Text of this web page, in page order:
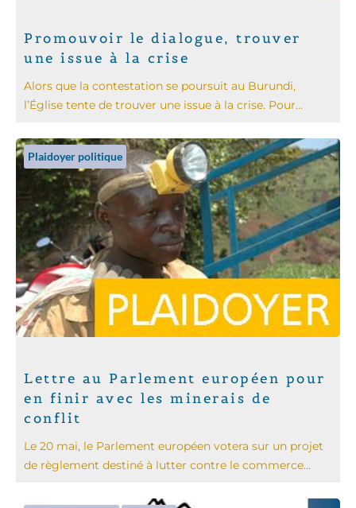
Promouvoir le dialogue, trouver
une issue à la crise
Alors que la contestation se poursuit au Burundi,
l’Église tente de trouver une issue à la crise. Pour...
Plaidoyer politique
Lettre au Parlement européen pour
en finir avec les minerais de
conflit
Le 20 mai, le Parlement européen votera sur un projet
de règlement destiné à lutter contre le commerce...